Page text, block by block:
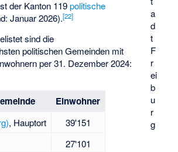
a
d
t
F
r
ei
b
u
r
g
der Kanton 119politische
Januar 2026).[22]
sind die
politischen Gemeinden mit
per 31. Dezember 2024:
Einwohner
, Hauptort
39'151
27'101